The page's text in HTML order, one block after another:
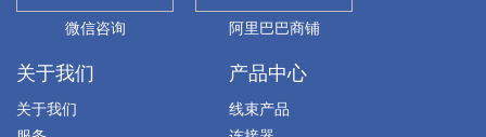
微信咨询 阿里巴巴商铺
关于我们
关于我们
产品中心
线束产品